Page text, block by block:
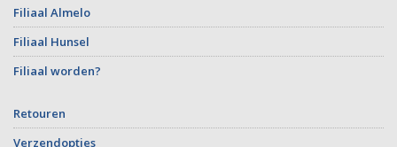
Filiaal Almelo
Filiaal Hunsel
Filiaal worden?
Retouren
Verzendopties